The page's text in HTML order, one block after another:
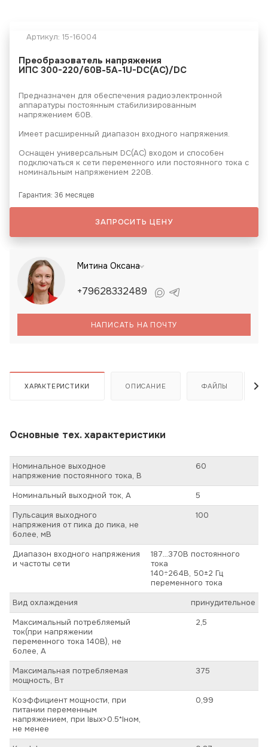
Артикул: 15-16004
Преобразователь напряжения
ИПС 300-220/60В-5А-1U-DC(AC)/DC
Предназначен для обеспечения радиоэлектронной
аппаратуры постоянным стабилизированным
напряжением 60В.
Имеет расширенный диапазон входного напряжения.
Оснащен универсальным DC(AC) входом и способен
подключаться к сети переменного или постоянного тока с
номинальным напряжением 220В.
Гарантия: 36 месяцев
ЗАПРОСИТЬ ЦЕНУ
Митина Оксана
+79628332489
НАПИСАТЬ НА ПОЧТУ
ХАРАКТЕРИСТИКИ ОПИСАНИЕ ФАЙЛЫ
Основные тех. характеристики
Номинальное выходное
напряжение постоянного тока, В
60
Номинальный выходной ток, А
5
Пульсация выходного
напряжения от пика до пика, не
более, мВ
100
Диапазон входного напряжения
и частоты сети
187…370В постоянного
тока
140÷264В, 50±2 Гц
переменного тока
Вид охлаждения
принудительное
Максимальный потребляемый
ток(при напряжении
переменного тока 140В), не
более, А
2,5
Максимальная потребляемая
мощность, Вт
375
Коэффициент мощности, при
питании переменным
напряжением, при Iвых>0.5*Iном,
не менее
0,99